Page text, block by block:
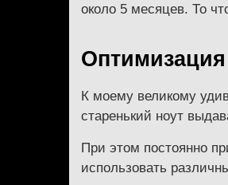
около 5 месяцев. То
Оптимизация
К моему великому
старенький ноут
При этом постоянно
использовать